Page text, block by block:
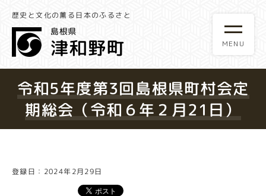
歴史と文化の薫る日本のふるさと
令和5年度第3回島根県町村会定
期総会（令和６年２月21日）
登録日：2024年2月29日